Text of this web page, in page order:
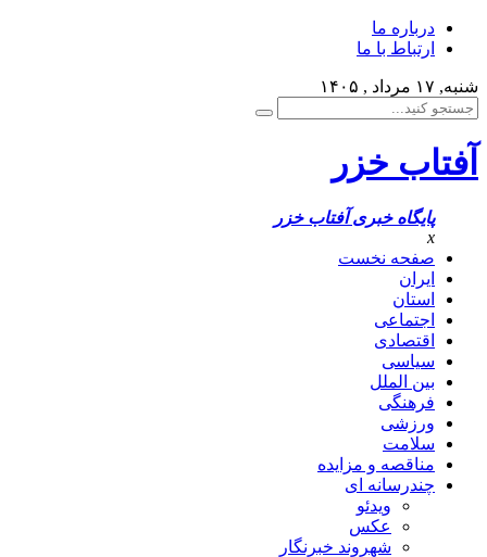
درباره ما
ارتباط با ما
شنبه, ۱۷ مرداد , ۱۴۰۵
آفتاب خزر
پایگاه خبری آفتاب خزر
x
صفحه نخست
ایران
استان
اجتماعی
اقتصادی
سیاسی
بین الملل
فرهنگی
ورزشی
سلامت
مناقصه و مزایده
چندرسانه ای
ویدئو
عکس
شهروند خبرنگار